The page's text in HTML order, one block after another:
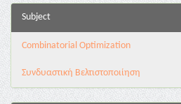
Subject
Combinatorial Optimization
Συνδυαστική Βελτιστοποιίηση